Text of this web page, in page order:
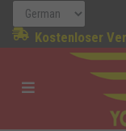
Kostenloser